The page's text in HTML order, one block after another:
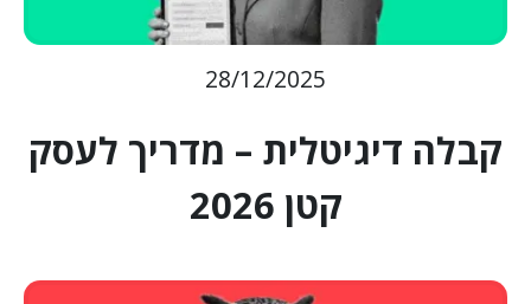
28/12/2025
קבלה דיגיטלית – מדריך לעסק
קטן 2026